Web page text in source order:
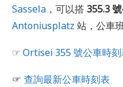
Sassela ，可以搭 355.3
Antoniusplatz 站，公車
☞ Ortisei 355 號公車時刻
☞ 查詢最新公車時刻表